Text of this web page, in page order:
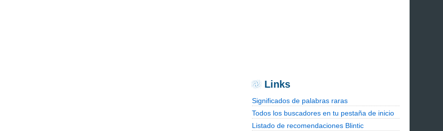
Links
Significados de palabras raras
Todos los buscadores en tu pestaña de inicio
Listado de recomendaciones Blintic